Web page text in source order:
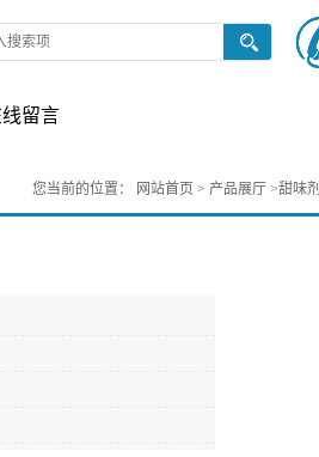
留言
您当前的位置： 网站首页 > 产品展厅 >甜味剂